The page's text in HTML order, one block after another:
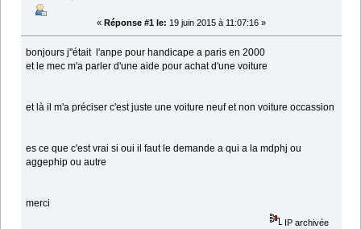
« Réponse #1 le: 19 juin 2015 à 11:07:16 »
bonjours j''était l'anpe pour handicape a paris en 2000
et le mec m'a parler d'une aide pour achat d'une voiture
et là il m'a préciser c'est juste une voiture neuf et non voiture occassion
es ce que c'est vrai si oui il faut le demande a qui a la mdphj ou
aggephip ou autre
merci
IP archivée